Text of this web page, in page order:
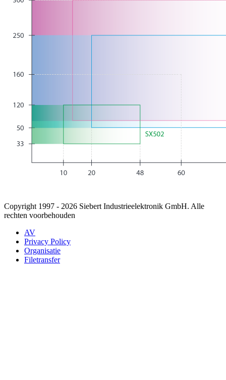
Copyright 1997 - 2026 Siebert Industrieelektronik GmbH. Alle
rechten voorbehouden
AV
Privacy Policy
Organisatie
Filetransfer